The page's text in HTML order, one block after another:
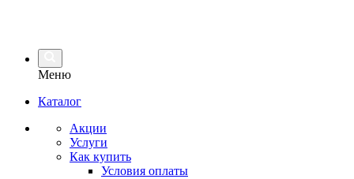
Меню
Каталог
Акции
Услуги
Как купить
Условия оплаты